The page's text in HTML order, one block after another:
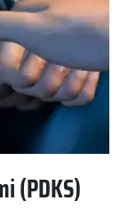
(PDKS)